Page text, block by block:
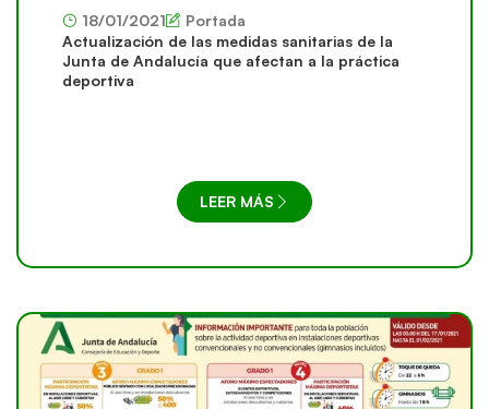
18/01/2021
Portada
Actualización de las medidas sanitarias de la
Junta de Andalucía que afectan a la práctica
deportiva
LEER MÁS